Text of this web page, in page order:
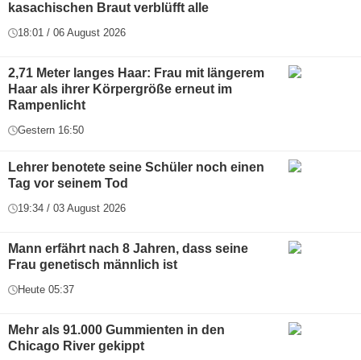
kasachischen Braut verblüfft alle
18:01 / 06 August 2026
2,71 Meter langes Haar: Frau mit längerem
Haar als ihrer Körpergröße erneut im
Rampenlicht
Gestern 16:50
Lehrer benotete seine Schüler noch einen
Tag vor seinem Tod
19:34 / 03 August 2026
Mann erfährt nach 8 Jahren, dass seine
Frau genetisch männlich ist
Heute 05:37
Mehr als 91.000 Gummienten in den
Chicago River gekippt